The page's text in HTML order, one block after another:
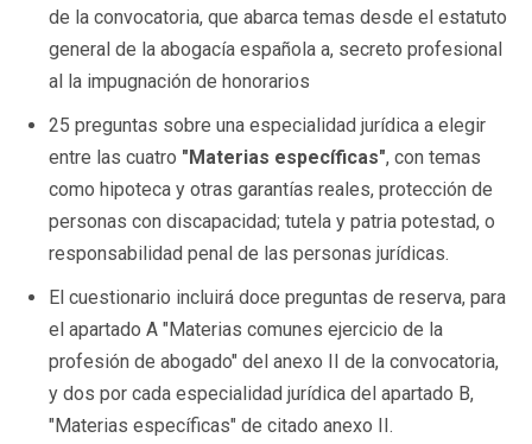
de la convocatoria, que abarca temas desde el estatuto
general de la abogacía española a, secreto profesional
al la impugnación de honorarios
25 preguntas sobre una especialidad jurídica a elegir
entre las cuatro "Materias específicas", con temas
como hipoteca y otras garantías reales, protección de
personas con discapacidad; tutela y patria potestad, o
responsabilidad penal de las personas jurídicas.
El cuestionario incluirá doce preguntas de reserva, para
el apartado A "Materias comunes ejercicio de la
profesión de abogado" del anexo II de la convocatoria,
y dos por cada especialidad jurídica del apartado B,
"Materias específicas" de citado anexo II.